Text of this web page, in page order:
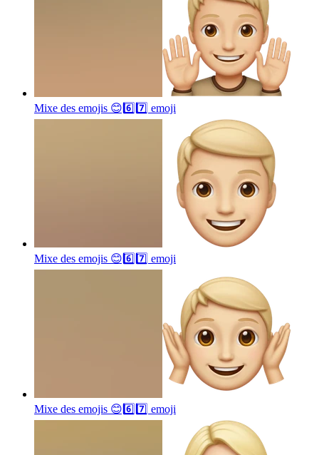
Mixe des emojis 😊6️⃣7️⃣ emoji
Mixe des emojis 😊6️⃣7️⃣ emoji
Mixe des emojis 😊6️⃣7️⃣ emoji